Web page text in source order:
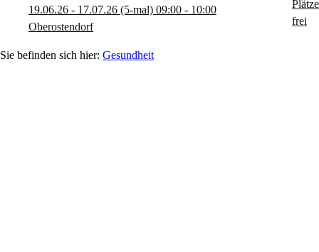
19.06.26 - 17.07.26 (5-mal) 09:00 - 10:00
Oberostendorf
Gesundheit